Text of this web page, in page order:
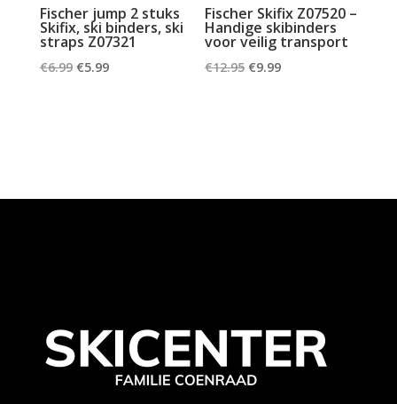
Fischer jump 2 stuks
Skifix, ski binders, ski
straps Z07321
€6.99 Oorspronkelijke
€5.99Huidige
Fischer Skifix Z07520 –
Handige skibinders
voor veilig transport
€12.95 Oorspronkelijke
€9.99Huidige